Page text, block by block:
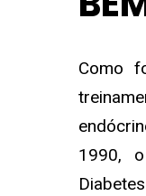
Como
1990,